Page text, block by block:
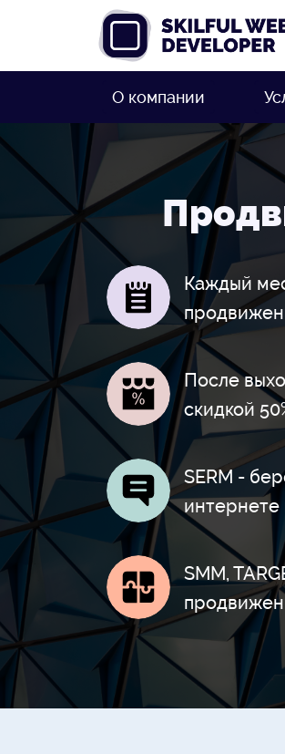
О компании
Каждый
После
скидкой
SERM -
интернете
SMM,